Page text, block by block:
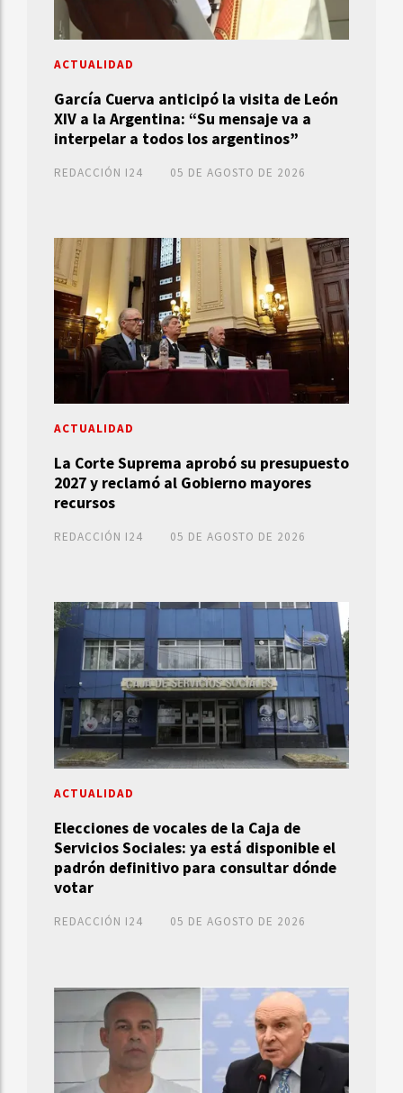
García Cuerva anticipó la visita de León
XIV a la Argentina: “Su mensaje va a
interpelar a todos los argentinos”
REDACCIÓN I24
ACTUALIDAD
05 DE AGOSTO DE 2026
La Corte Suprema aprobó su presupuesto
2027 y reclamó al Gobierno mayores
recursos
REDACCIÓN I24
ACTUALIDAD
05 DE AGOSTO DE 2026
Elecciones de vocales de la Caja de
Servicios Sociales: ya está disponible el
padrón definitivo para consultar dónde
votar
REDACCIÓN I24
ACTUALIDAD
05 DE AGOSTO DE 2026